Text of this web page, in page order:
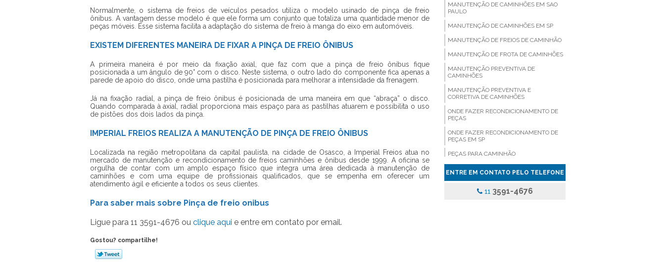
Normalmente, o sistema de freios de veículos pesados utiliza o modelo usinado de pinça de freio
ônibus. A vantagem desse modelo é que ele forma um conjunto que totaliza uma quantidade menor de
peças móveis. Esse sistema facilita a adaptação do sistema de freio à manga do eixo em automóveis.
EXISTEM DIFERENTES MANEIRA DE FIXAR A PINÇA DE FREIO ÔNIBUS
A primeira maneira é por meio da fixação axial, que faz com que a pinça de freio ônibus fique
posicionada a um ângulo de 90° com o disco. Neste sistema, o outro lado do componente fica apenas a
parede de apoio do disco, onde uma pastilha é posicionada para melhorar a intensidade da frenagem.
Já na fixação radial, a pinça de freio ônibus é posicionada de uma maneira em que “abraça” o disco.
Quando comparada à axial, radial proporciona mais espaço para as pastilhas atuarem e possibilita o uso
de pistões dos dois lados da pinça.
IMPERIAL FREIOS REALIZA A MANUTENÇÃO DE PINÇA DE FREIO ÔNIBUS
Localizada na região metropolitana da capital paulista, na cidade de Osasco, a Imperial Freios atua no
mercado de manutenção e recondicionamento de freios caminhões e ônibus desde 1999. A oficina se
orgulha de contar com um amplo espaço físico que integra uma área dedicada à manutenção de
caminhões e com uma equipe de profissionais qualificados, que se empenha em oferecer um
atendimento ágil e eficiente a todos os seus clientes.
Para saber mais sobre Pinça de freio onibus
Ligue para 11 3591-4676 ou clique aqui e entre em contato por email.
Gostou? compartilhe!
MANUTENÇÃO DE CAMINHÕES EM SAO
PAULO
MANUTENÇÃO DE CAMINHÕES EM SP
MANUTENÇÃO DE FREIOS DE CAMINHÃO
MANUTENÇÃO DE FROTA DE CAMINHÕES
MANUTENÇÃO PREVENTIVA DE
CAMINHÕES
MANUTENÇÃO PREVENTIVA E
CORRETIVA DE CAMINHÕES
ONDE FAZER RECONDICIONAMENTO DE
PEÇAS
ONDE FAZER RECONDICIONAMENTO DE
PEÇAS EM SP
PEÇAS PARA CAMINHÃO
PEÇAS PARA CAMINHÃO EM SÃO PAULO
PEÇAS PARA CAMINHÃO PREÇO
ENTRE EM CONTATO PELO TELEFONE
11 3591-4676